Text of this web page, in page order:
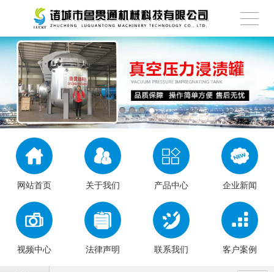
网站首页 关于我们 产品中心 企业新闻
视频中心 法律声明 联系我们 客户案例